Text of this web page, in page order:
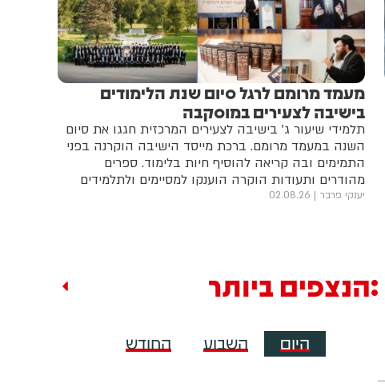
מעמד מרומם לרגל סיום שנת הלימודים
בישיבה לצעירים במוסקבה
תלמידי שיעור ג' בישיבה לצעירים המרכזית חגגו את סיום
השנה במעמד מרומם. ברכת מייסד הישיבה הוקרנה בפני
התמימים ובה קריאה להוסיף חיות בלימוד. ספרים
מהודרים ותעודות הוקרה הוענקו למסיימים ולתלמידים
השלוחים
יענקי פרבר 02.08.26
הנצפים ביותר
היום השבוע החודש